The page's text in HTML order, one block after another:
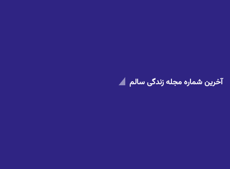
آخرین شماره مجله زندگی سالم